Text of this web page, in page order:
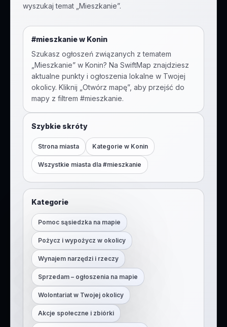
wyszukaj temat „Mieszkanie”.
#mieszkaniew Konin
Szukasz ogłoszeń związanych z tematem
Mieszkanie” w Konin? Na SwiftMap znajdziesz
aktualne punkty i ogłoszenia lokalne w Twojej
okolicy. Kliknij „Otwórz mapę”, aby przejść do
mapy z filtrem #mieszkanie.
Szybkie skróty
Strona miasta Kategorie w Konin
Wszystkie miasta dla #mieszkanie
Kategorie
Pomoc sąsiedzka na mapie
Pożycz i wypożycz w okolicy
Wynajem narzędzi i rzeczy
Sprzedam – ogłoszenia na mapie
Wolontariat w Twojej okolicy
Akcje społeczne i zbiórki